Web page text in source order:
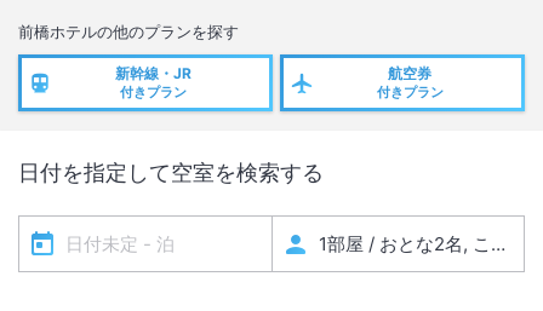
前橋ホテルの他のプランを探す
新幹線・JR
付きプラン
航空券
付きプラン
日付を指定して空室を検索する